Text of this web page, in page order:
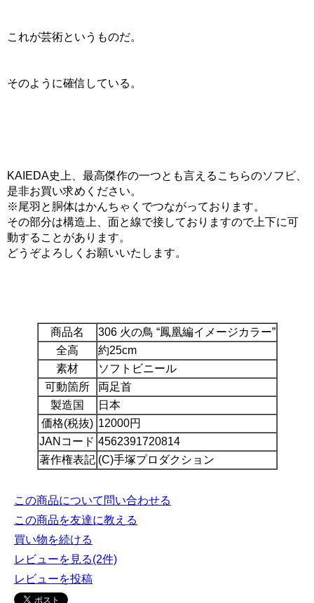
これが芸術というものだ。
そのように確信している。
KAIEDA史上、最高傑作の一つとも言えるこちらのソフビ、
是非お買い求めください。
※尾羽と胴体はかんちゃくでつながっております。
その部分は構造上、面と線で接しておりますので上下に可
動することがあります。
どうぞよろしくお願いいたします。
商品名
306 火の鳥 “鳳凰編イメージカラー”
全高
約25cm
素材
ソフトビニール
可動箇所
両足首
製造国
日本
価格(税抜) 12000円
JANコード 4562391720814
著作権表記 (C)手塚プロダクション
この商品について問い合わせる
この商品を友達に教える
買い物を続ける
レビューを見る(2件)
レビューを投稿